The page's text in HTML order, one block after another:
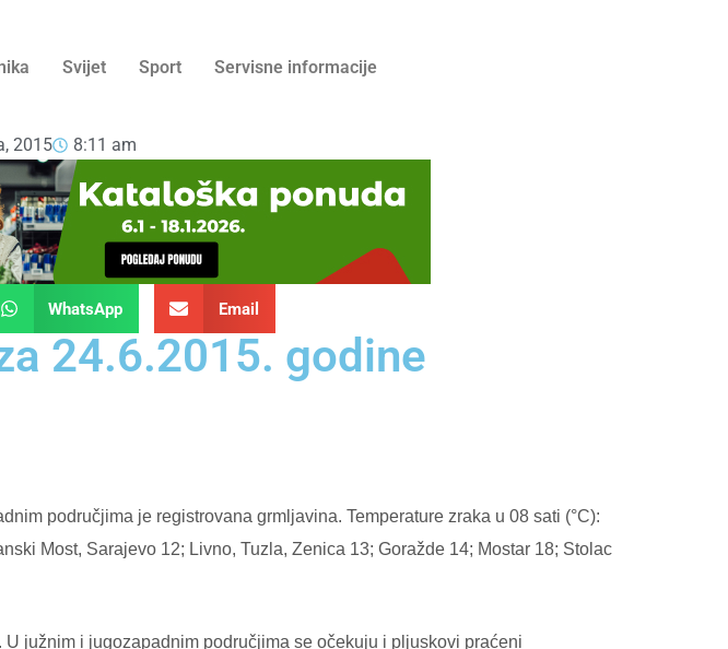
Svijet Sport Servisne informacije
2015 8:11 am
WhatsApp Email
24.6.2015. godine
područjima je registrovana grmljavina. Temperature zraka u 08 sati (°C):
Most, Sarajevo 12; Livno, Tuzla, Zenica 13; Goražde 14; Mostar 18; Stolac
južnim i jugozapadnim područjima se očekuju i pljuskovi praćeni